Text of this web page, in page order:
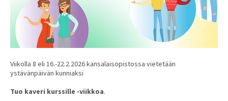
Viikolla 8 eli 16.-22.2.2026 kansalaisopistossa vietetään
ystävänpäivän kunniaksi
Tuo kaveri kurssille -viikkoa.